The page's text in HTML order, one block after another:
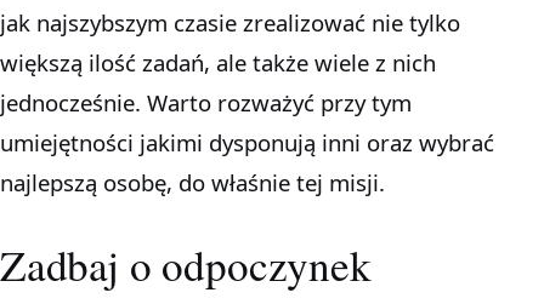
jak najszybszym czasie zrealizować nie tylko
większą ilość zadań, ale także wiele z nich
jednocześnie. Warto rozważyć przy tym
umiejętności jakimi dysponują inni oraz wybrać
najlepszą osobę, do właśnie tej misji.
Zadbaj o odpoczynek